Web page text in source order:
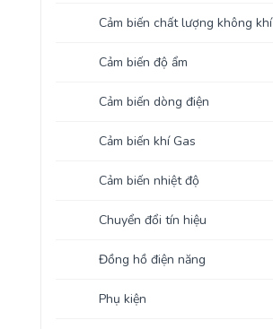
Cảm biến chất lượng không khí
Cảm biến độ ẩm
Cảm biến dòng điện
Cảm biến khí Gas
Cảm biến nhiệt độ
Chuyển đổi tín hiệu
Đồng hồ điện năng
Phụ kiện